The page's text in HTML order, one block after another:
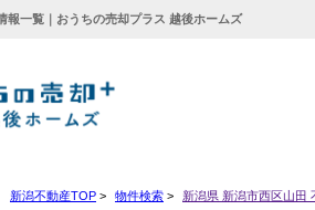
報一覧｜おうちの売却プラス 越後ホームズ
新潟不動産TOP > 物件検索 > 新潟県 新潟市西区山田